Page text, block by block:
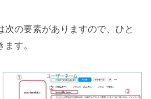
次の要素がありますので、ひと
す。